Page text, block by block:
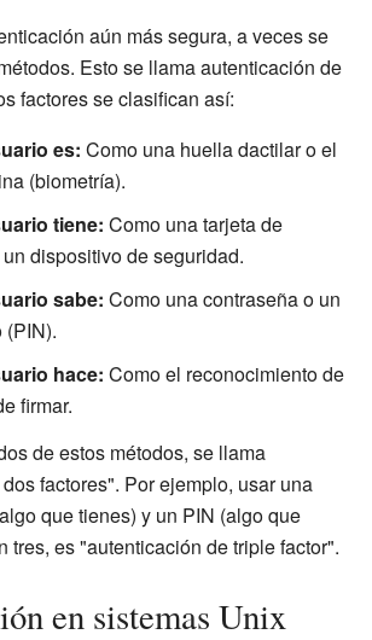
aún más segura, a veces se
Esto se llama autenticación de
factores se clasifican así:
es: Como una huella dactilar o el
(biometría).
tiene: Como una tarjeta de
dispositivo de seguridad.
sabe: Como una contraseña o un
(PIN).
hace: Como el reconocimiento de
firmar.
de estos métodos, se llama
factores". Por ejemplo, usar una
que tienes) y un PIN (algo que
tres, es "autenticación de triple factor".
en sistemas Unix